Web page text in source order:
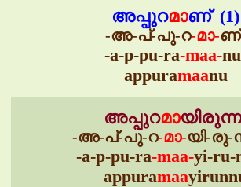
അപ്പുറമാണ് (1)
-അ-പ്-പു-റ-മാ-
-a-p-pu-ra-maa-
appuramaanu
അപ്പുറമാ
-അ-പ്-പു-റ-മാ-യി-
-a-p-pu-ra-maa-yi-ru-
appuramaa